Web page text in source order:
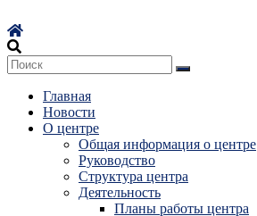
к
содержимому
Главная
Новости
О центре
Общая информация о центре
Руководство
Структура центра
Деятельность
Планы работы центра